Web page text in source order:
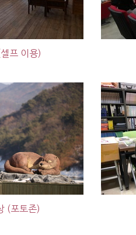
프 이용)
(포토존)